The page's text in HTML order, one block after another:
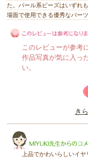
た。パール系ビーズはいずれ
場面で使用できる優秀なパー
このレビューは参考にな
このレビューが参考
作品写真が気に入っ
い。
き
上品でかわいらしいイ